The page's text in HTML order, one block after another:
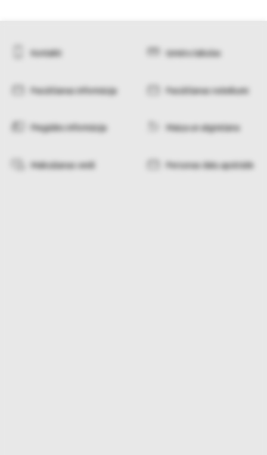
Kontakti Izmēru tabulas
Pasūtīšanas informācija Pasūtīšanas noteikumi
Piegādes informācija Maiņa un atgriešana
Maksāšanas veidi Personas datu apstrāde